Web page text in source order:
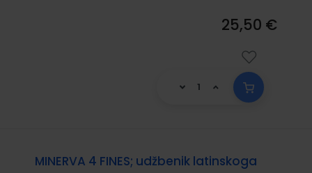
25,50 €
MINERVA 4 FINES; udžbenik latinskoga